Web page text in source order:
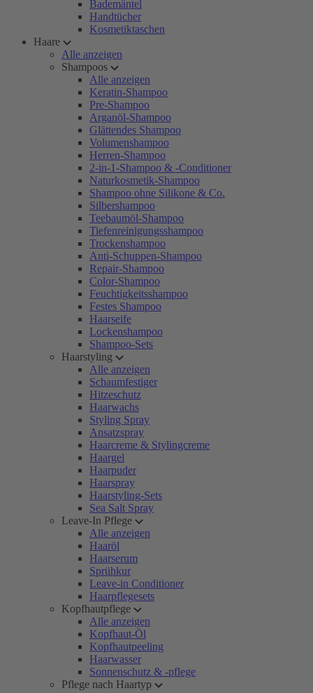
Bademäntel
Handtücher
Kosmetiktaschen
Haare
Alle anzeigen
Shampoos
Alle anzeigen
Keratin-Shampoo
Pre-Shampoo
Arganöl-Shampoo
Glättendes Shampoo
Volumenshampoo
Herren-Shampoo
2-in-1-Shampoo & -Conditioner
Naturkosmetik-Shampoo
Shampoo ohne Silikone & Co.
Silbershampoo
Teebaumöl-Shampoo
Tiefenreinigungsshampoo
Trockenshampoo
Anti-Schuppen-Shampoo
Repair-Shampoo
Color-Shampoo
Feuchtigkeitsshampoo
Festes Shampoo
Haarseife
Lockenshampoo
Shampoo-Sets
Haarstyling
Alle anzeigen
Schaumfestiger
Hitzeschutz
Haarwachs
Styling Spray
Ansatzspray
Haarcreme & Stylingcreme
Haargel
Haarpuder
Haarspray
Haarstyling-Sets
Sea Salt Spray
Leave-In Pflege
Alle anzeigen
Haaröl
Haarserum
Sprühkur
Leave-in Conditioner
Haarpflegesets
Kopfhautpflege
Alle anzeigen
Kopfhaut-Öl
Kopfhautpeeling
Haarwasser
Sonnenschutz & -pflege
Pflege nach Haartyp